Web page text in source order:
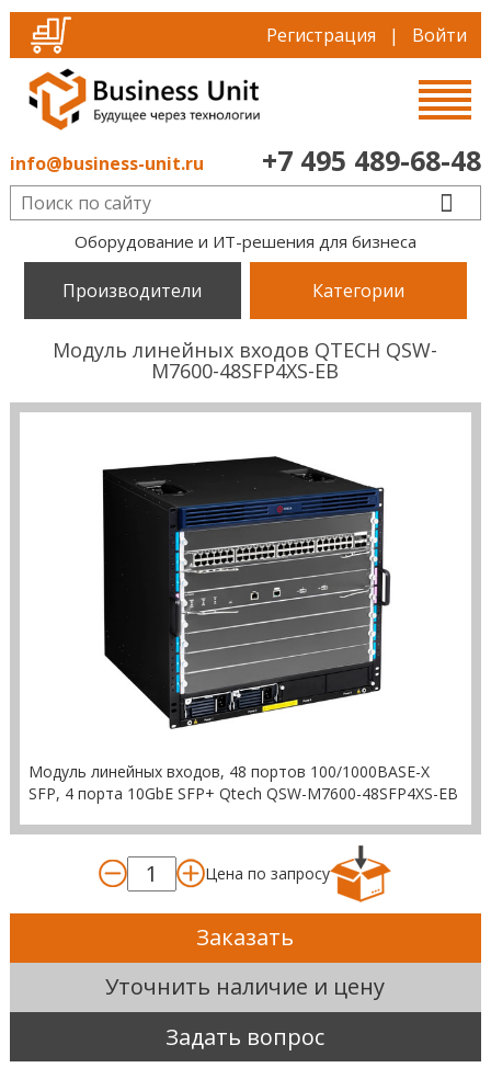
Регистрация | Войти
info@business-unit.ru +7 495 489-68-48
Оборудование и ИТ-решения для бизнеса
Производители Категории
Модуль линейных входов QTECH QSW-
M7600-48SFP4XS-EB
Модуль линейных входов, 48 портов 100/1000BASE-X
SFP, 4 порта 10GbE SFP+ Qtech QSW-M7600-48SFP4XS-EB
Цена по запросу
Заказать
Уточнить наличие и цену
Задать вопрос